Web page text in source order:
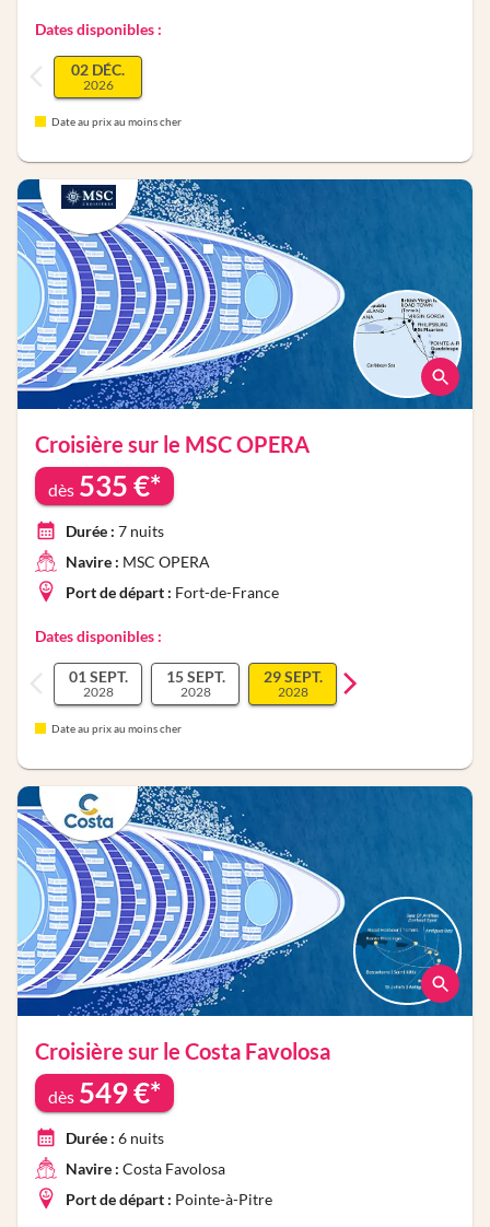
Dates disponibles :
02 DÉC.
2026
Date au prix au moins cher
Croisière sur le MSC OPERA
dès 535 €*
Durée : 7 nuits
Navire : MSC OPERA
Port de départ : Fort-de-France
Dates disponibles :
01 SEPT.
2028
15 SEPT.
2028
29 SEPT.
2028
Date au prix au moins cher
Croisière sur le Costa Favolosa
dès 549€*
Durée : 6 nuits
Navire : Costa Favolosa
Port de départ : Pointe-à-Pitre